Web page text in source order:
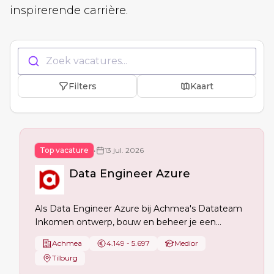
inspirerende carrière.
Zoek vacatures...
Filters Kaart
Top vacature • 13 jul. 2026
Data Engineer Azure
Als Data Engineer Azure bij Achmea's Datateam
Inkomen ontwerp, bouw en beheer je een
maakt data toegankelijk voor analyses en AI,
optimaliseert data-pipelines en ondersteunt de
Achmea 4.149 - 5.697
Medior
Tilburg